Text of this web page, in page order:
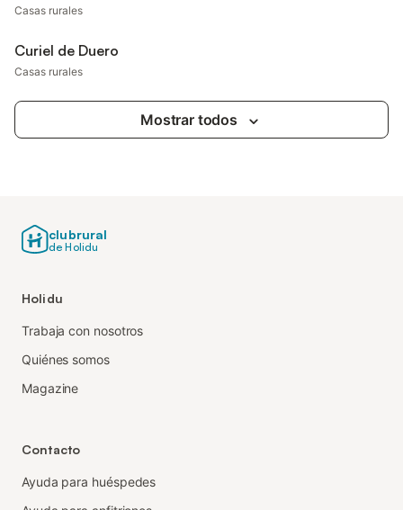
Casas rurales
Curiel de Duero
Casas rurales
Mostrar todos
clubrural
de Holidu
Holidu
Trabaja con nosotros
Quiénes somos
Magazine
Contacto
Ayuda para huéspedes